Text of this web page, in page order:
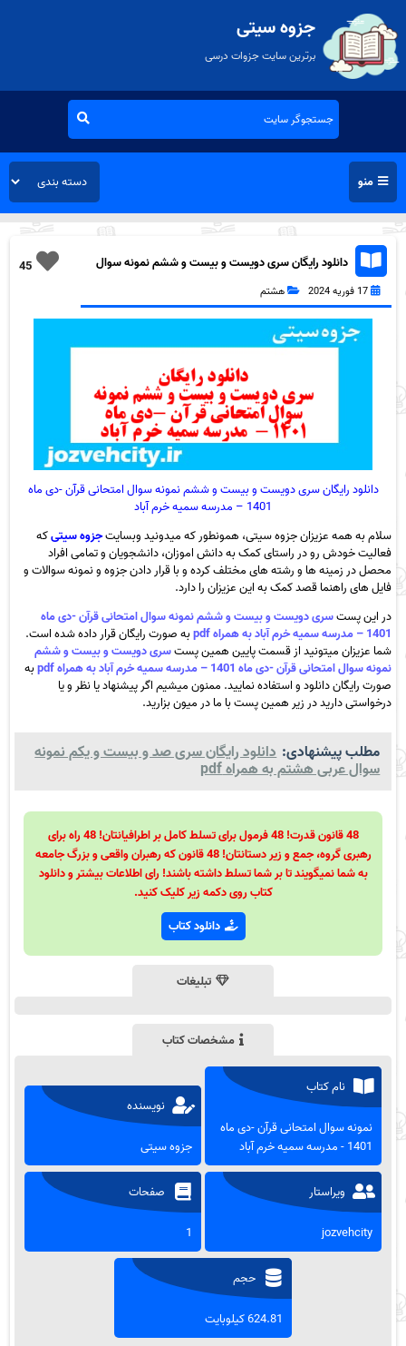
جزوه سیتی
برترین سایت جزوات درسی
منو
45
دانلود رایگان سری دویست و بیست و ششم نمونه سوال
قرآن هشتم به همراه pdf
17 فوریه 2024 هشتم
دانلود رایگان سری دویست و بیست و ششم نمونه سوال امتحانی قرآن -دی ماه
1401 – مدرسه سمیه خرم آباد
سلام به همه عزیزان جزوه سیتی، همونطور که میدونید وبسایتجزوه سیتیکه
فعالیت خودش رو در راستای کمک به دانش اموزان، دانشجویان و تمامی افراد
محصل در زمینه ها و رشته های مختلف کرده و با قرار دادن جزوه و نمونه سوالات و
فایل های راهنما قصد کمک به این عزیزان را دارد.
در این پستسری دویست و بیست و ششم نمونه سوال امتحانی قرآن -دی ماه
1401 – مدرسه سمیه خرم آباد به همراه pdf
به صورت رایگان قرار داده شده است.
شما عزیزان میتونید از قسمت پایین همین پستسری دویست و بیست و ششم
نمونه سوال امتحانی قرآن -دی ماه 1401 – مدرسه سمیه خرم آباد به همراه pdf
به
صورت رایگان دانلود و استفاده نمایید. ممنون میشیم اگر پیشنهاد یا نظر و یا
درخواستی دارید در زیر همین پست با ما در میون بزارید.
مطلب پیشنهادی: دانلود رایگان سری صد و بیست و یکم نمونه
سوال عربی هشتم به همراه pdf
48 قانون قدرت! 48 فرمول برای تسلط کامل بر اطرافیانتان! 48 راه برای
رهبری گروه، جمع و زیر دستانتان! 48 قانون که رهبران واقعی و بزرگ جامعه
به شما نمیگویند تا بر شما تسلط داشته باشند! رای اطلاعات بیشتر و دانلود
کتاب روی دکمه زیر کلیک کنید.
دانلود کتاب
تبلیغات
مشخصات کتاب
نام کتاب
نمونه سوال امتحانی قرآن -دی ماه
1401 - مدرسه سمیه خرم آباد
نویسنده
جزوه سیتی
ویراستار
jozvehcity
صفحات
1
حجم
624.81 کیلوبایت